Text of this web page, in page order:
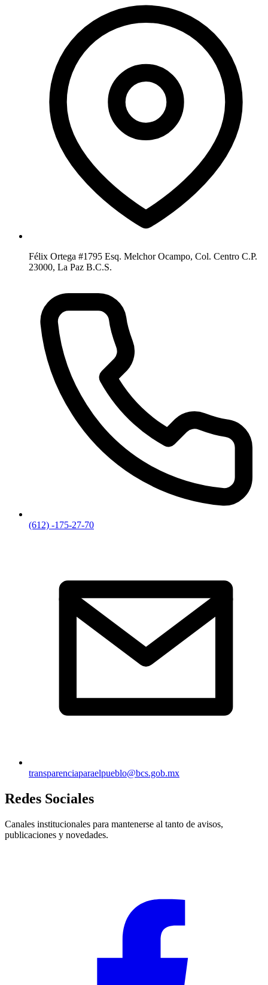
Félix Ortega #1795 Esq. Melchor Ocampo, Col. Centro C.P.
23000, La Paz B.C.S.
(612) -175-27-70
transparenciaparaelpueblo@bcs.gob.mx
Redes Sociales
Canales institucionales para mantenerse al tanto de avisos,
publicaciones y novedades.